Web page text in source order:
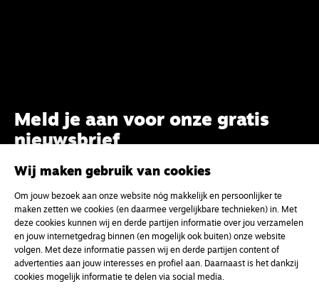
Meld je aan voor onze gratis
nieuwsbrief
uw e-mailadres
Wij maken gebruik van cookies
Om jouw bezoek aan onze website nóg makkelijk en persoonlijker te
maken zetten we cookies (en daarmee vergelijkbare technieken) in. Met
deze cookies kunnen wij en derde partijen informatie over jou verzamelen
en jouw internetgedrag binnen (en mogelijk ook buiten) onze website
volgen. Met deze informatie passen wij en derde partijen content of
advertenties aan jouw interesses en profiel aan. Daarnaast is het dankzij
cookies mogelijk informatie te delen via social media.